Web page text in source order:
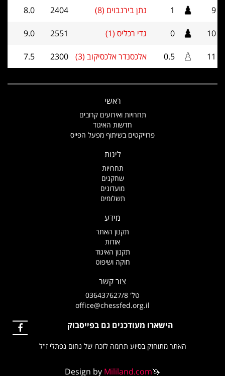
9
1 נתן בירנבוים (8) 2404
8.0
10
0 גדי רכליס (1) 2551
9.0
11
0.5 אלכסנדר אלכסיקוב (3) 2300
7.5
ראשי
תחרויות ואירועים קרובים
חדשות האיגוד
פרוייקטים בשיתוף מפעל הפייס
ליגות
תחרויות
שחקנים
מועדונים
תשלומים
מידע
תקנון האתר
אודות
תקנון האיגוד
חוקה ושיפוט
צור קשר
טל' 036437627/8
office@chessfed.org.il
הישארו מעודכנים גם בפייסבוק
האתר מתוחזק בסיוע תרומה לזכרו של נחום נפתלי ז"ל
Design by Mililand.com🦄